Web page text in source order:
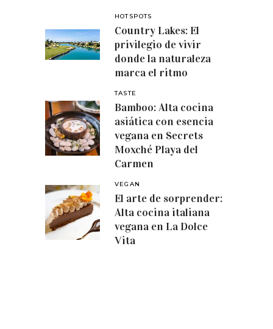
HOTSPOTS
Country Lakes: El
privilegio de vivir
donde la naturaleza
marca el ritmo
TASTE
Bamboo: Alta cocina
asiática con esencia
vegana en Secrets
Moxché Playa del
Carmen
VEGAN
El arte de sorprender:
Alta cocina italiana
vegana en La Dolce
Vita